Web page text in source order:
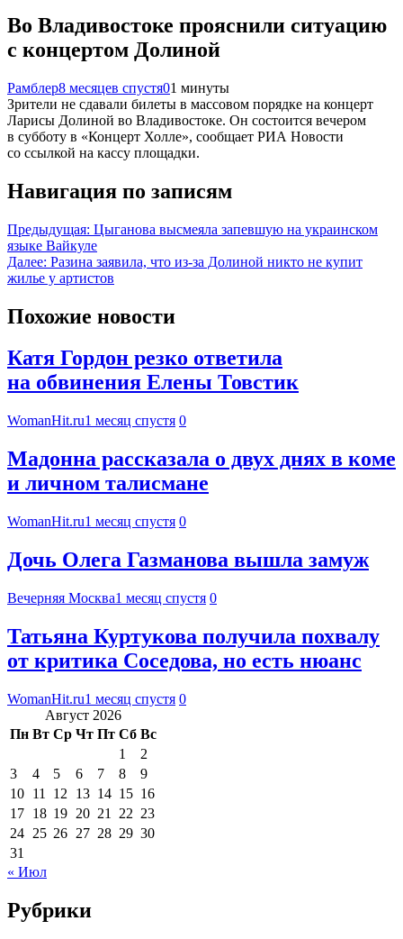
Во Владивостоке прояснили ситуацию
с концертом Долиной
Рамблер8 месяцев спустя01 минуты
Зрители не сдавали билеты в массовом порядке на концерт
Ларисы Долиной во Владивостоке. Он состоится вечером
в субботу в «Концерт Холле», сообщает РИА Новости
со ссылкой на кассу площадки.
Навигация по записям
Предыдущая: Цыганова высмеяла запевшую на украинском
языке Вайкуле
Далее: Разина заявила, что из-за Долиной никто не купит
жилье у артистов
Похожие новости
Катя Гордон резко ответила
на обвинения Елены Товстик
WomanHit.ru1 месяц спустя 0
Мадонна рассказала о двух днях в коме
и личном талисмане
WomanHit.ru1 месяц спустя 0
Дочь Олега Газманова вышла замуж
Вечерняя Москва1 месяц спустя 0
Татьяна Куртукова получила похвалу
от критика Соседова, но есть нюанс
WomanHit.ru1 месяц спустя 0
Август 2026
Пн Вт Ср Чт Пт Сб Вс
1
2
3
4 5 6 7 8
9
10 11 12 13 14 15 16
17 18 19 20 21 22 23
24 25 26 27 28 29 30
31
« Июл
Рубрики